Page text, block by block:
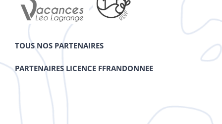
TOUS NOS PARTENAIRES
PARTENAIRES LICENCE FFRANDONNEE